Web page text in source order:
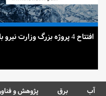
افتتاح 4 پروژه بزرگ وزارت نیرو با دستور رئیس جمهور
آب برق پژوهش و فناوری